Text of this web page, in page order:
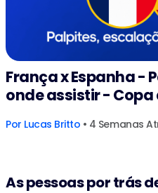
França x Espanha -
onde assistir -
Por Lucas Britto • 4 Semanas
As pessoas por trás